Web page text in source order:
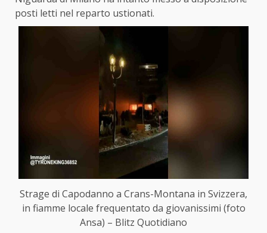
posti letti nel reparto ustionati.
Strage di Capodanno a Crans-Montana in Svizzera,
in fiamme locale frequentato da giovanissimi (foto
Ansa) – Blitz Quotidiano